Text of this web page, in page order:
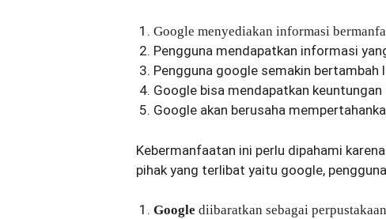
Google menyediakan informasi
Pengguna mendapatkan informasi
Pengguna google semakin bertambah
Google bisa mendapatkan
Google akan berusaha
Kebermanfaatan ini perlu dipahami
pihak yang terlibat yaitu google,
Googlediibaratkan sebagai